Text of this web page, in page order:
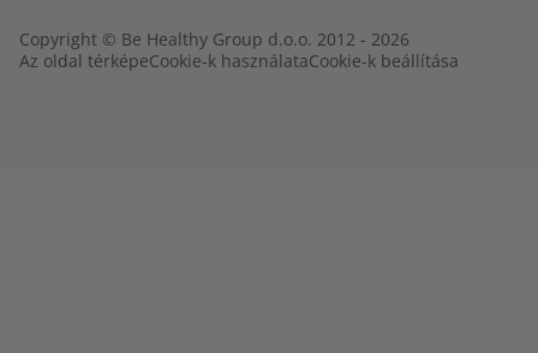
Copyright © Be Healthy Group d.o.o. 2012 - 2026
Az oldal térképeCookie-k használataCookie-k beállítása